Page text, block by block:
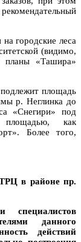
городские леса
(видимо,
планы «Ташира»
площадь
р. Неглинка до
«Снегири» под
площадью, как
Более того,
ТРЦ в районе пр.
специалистов
данного
действий